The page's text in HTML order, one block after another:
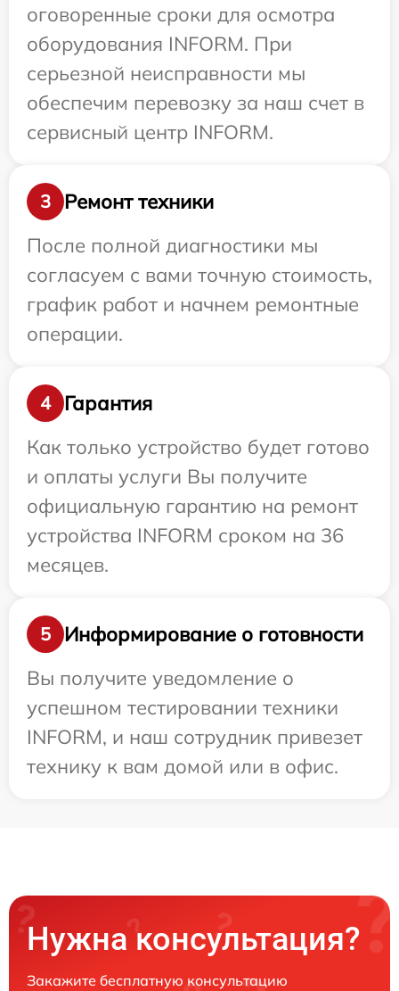
оговоренные сроки для осмотра
оборудования INFORM. При
серьезной неисправности мы
обеспечим перевозку за наш счет в
сервисный центр INFORM.
3
Ремонт техники
После полной диагностики мы
согласуем с вами точную стоимость,
график работ и начнем ремонтные
операции.
4
Гарантия
Как только устройство будет готово
и оплаты услуги Вы получите
официальную гарантию на ремонт
устройства INFORM сроком на 36
месяцев.
5
Информирование о готовности
Вы получите уведомление о
успешном тестировании техники
INFORM, и наш сотрудник привезет
технику к вам домой или в офис.
Нужна консультация?
Закажите бесплатную консультацию